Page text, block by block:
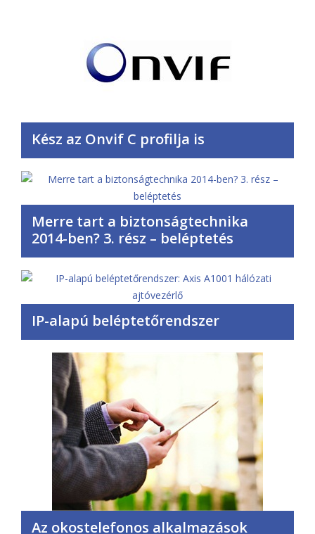
Kész az Onvif C profilja is
Merre tart a biztonságtechnika
2014-ben? 3. rész – beléptetés
IP-alapú beléptetőrendszer
Az okostelefonos alkalmazások